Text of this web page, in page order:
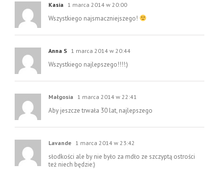
Kasia 1 marca 2014 w 20:00
Wszystkiego najsmaczniejszego!
Anna S 1 marca 2014 w 20:44
Wszystkiego najlepszego!!!!:)
Małgosia 1 marca 2014 w 22:41
Aby jeszcze trwała 30 lat, najlepszego
Lavande 1 marca 2014 w 23:42
słodkości ale by nie było za mdło ze szczyptą ostrości
też niech będzie:)